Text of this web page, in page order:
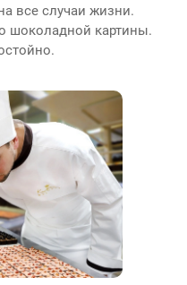
все случаи жизни.
шоколадной картины.